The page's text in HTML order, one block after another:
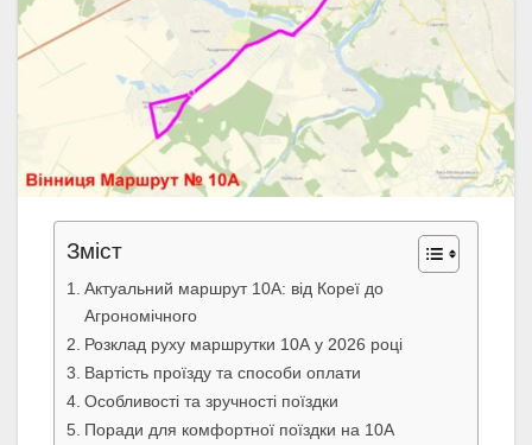
Зміст
Актуальний маршрут 10А: від Кореї до
Агрономічного
Розклад руху маршрутки 10А у 2026 році
Вартість проїзду та способи оплати
Особливості та зручності поїздки
Поради для комфортної поїздки на 10А